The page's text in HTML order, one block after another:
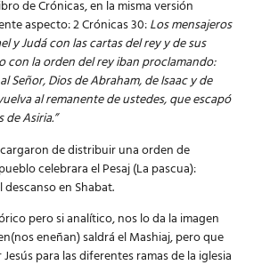
de Crónicas, en la misma versión
aspecto: 2 Crónicas 30:Los mensajeros
y Judá con las cartas del rey y de sus
con la orden del rey iban proclamando:
Señor, Dios de Abraham, de Isaac y de
al remanente de ustedes, que escapó
Asiria.”
de distribuir una orden de
celebrara el Pesaj (La pascua):
en Shabat.
pero si analítico, nos lo da la imagen
eneñan) saldrá el Mashiaj, pero que
para las diferentes ramas de la iglesia